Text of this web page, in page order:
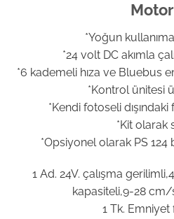
*Yoğun
*24 volt DC akımla
*6 kademeli hıza ve Bluebus
*Kontrol ünitesi
*Kendi fotoseli
*Kit olarak
*Opsiyonel olarak PS 124
1 Ad. 24V. çalışma
kapasiteli,9-28 cm/
1 Tk. Emniyet